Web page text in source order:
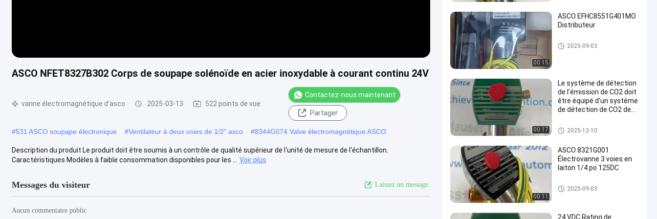
ASCO NFET8327B302 Corps de soupape solénoïde en acier inoxydable à courant continu 24V
vanne électromagnétique d'asco 2025-03-13 522 points de vue
Contactez-nous maintenant
Partager
#531 ASCO soupape électronique #Ventilateur à deux voies de 1/2" asco #8344G074 Valve électromagnétique ASCO
Description du produit Le produit doit être soumis à un contrôle de qualité supérieur de l'unité de mesure de l'échantillon.
Caractéristiques Modèles à faible consommation disponibles pour les ...
Voir plus
Messages du visiteur Laissez un message.
Aucun commentaire public
co
00:15
ASCO EFHC8551G401MO
Distributeur
vanne électromagnétique d'as
co
2025-09-03
00:17
Le système de détection
de l'émission de CO2 doit
être équipé d'un système
de détection de CO2 de
vanne électromagnétique d'as
co
2025-12-10
00:11
ASCO 8321G001
Électrovanne 3 voies en
laiton 1/4 po 125DC
vanne électromagnétique d'as
co
2025-09-03
24 VDC Rating de